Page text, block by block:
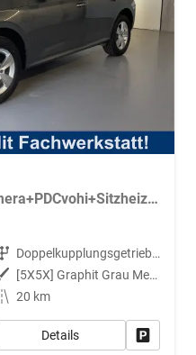
Selection 1.0 TSI DSG Kamera+PDCvohi+Sitzheizung+AppConnect+Sunset+Alu16
Getriebe
Doppelkupplungsgetriebe (DSG)
Außenfarbe
[5X5X] Graphit Grau Metallic
Kilometerstand 20 km
Details